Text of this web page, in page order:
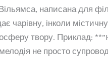
написана для
чарівну, інколи
твору. Приклад:
не просто